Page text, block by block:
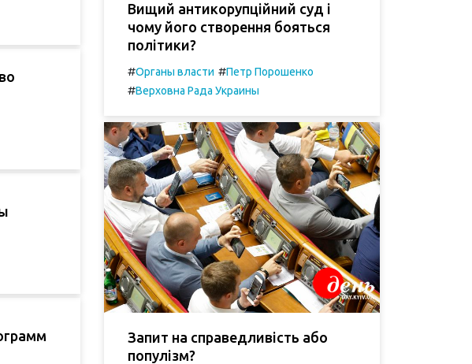
Вищий антикорупційний суд і
чому його створення бояться
політики?
#Органы власти #Петр Порошенко
#Верховна Рада Украины
Запит на справедливість або
популізм?